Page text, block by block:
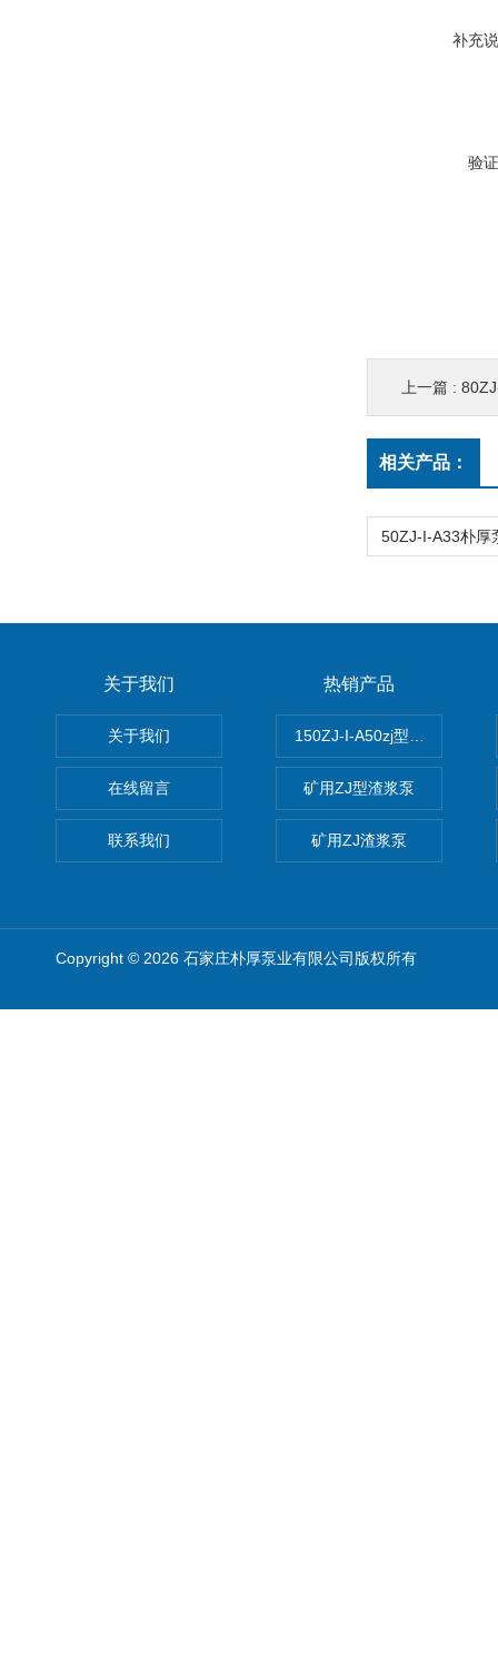
补充
验
上一篇 :
相关产品：
关于我们
关于我们
在线留言
联系我们
热销产品
150ZJ-I-A50zj型渣浆泵
矿用ZJ型渣浆泵
矿用ZJ渣浆泵
Copyright © 2026 石家庄朴厚泵业有限公司版权所有